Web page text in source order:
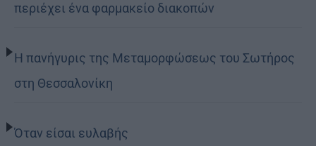
περιέχει ένα φαρμακείο διακοπών
Η πανήγυρις της Μεταμορφώσεως του Σωτήρος
στη Θεσσαλονίκη
Όταν είσαι ευλαβής